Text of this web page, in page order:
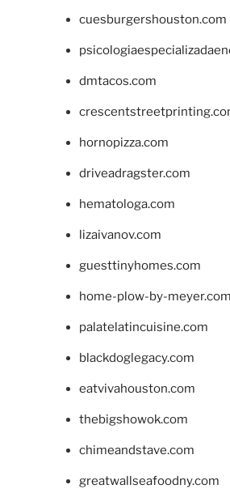
cuesburgershouston.com
dmtacos.com
hornopizza.com
driveadragster.com
hematologa.com
lizaivanov.com
guesttinyhomes.com
home-plow-by-meyer.com
palatelatincuisine.com
blackdoglegacy.com
eatvivahouston.com
thebigshowok.com
chimeandstave.com
greatwallseafoodny.com